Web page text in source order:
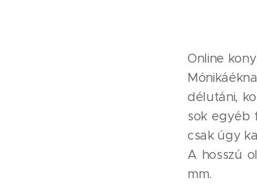
Online
délutáni,
sok egyéb
csak úgy
A hosszú
mm.